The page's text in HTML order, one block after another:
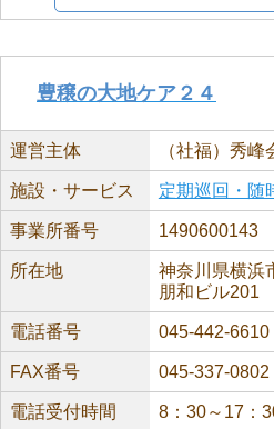
豊穣の大地ケア２４
運営主体 （社福）秀峰
施設・サービス 定期巡回・随
事業所番号 1490600143
所在地
神奈川県横浜
朋和ビル201
電話番号 045-442-6610
FAX番号 045-337-0802
電話受付時間 8：30～17：